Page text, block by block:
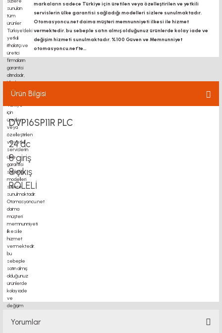
markaların sadece Türkiye için üretilen veya özelleştirilen ve yetkili
servislerin ülke garantisi sağladığı modelleri sizlere sunulmaktadır.
Otomasyoncu.net daima müşteri memnunniyeti ilkesi ile hizmet
vermektedir. bu sebeple satın almış olduğunuz ürünlerde kolay iade ve
değişim hizmeti sunulmaktadır. %100 Güven ve Memnunniyet
otomasyoncu.net’te...
Ürün Bilgisi
DVP16SP11R PLC
24 dc
8 giriş
8 çıkış
RÖLELİ
plc fiyatları, hiwin, ifd8500, indüksiyonlu krom kaplı mil, kablo taşıyıcı, kaplin
fiyatları, karamyer dişli fiyatları, konveyor motoru, konvehör bant fiyat listesi,
konveyör fiyatları, konveyör rulo fiyatları, kramayer dişli, kremayer dişli fiyat,
kremayer dişli modül hesabı, krom kaplı mil, lenze inverter 5.5kw fiyati, linear
bearing, lineer araba, lineer kızak, lineer kızak fiyatları, lineer ray ve arabalar
fiyatları, mach3 eksen kontrol karti fiyati, mach3 kontrol kartı, mach3 servo conroller,
mgn12h, mini konveyör fiyatları, mk8
Yorumlar